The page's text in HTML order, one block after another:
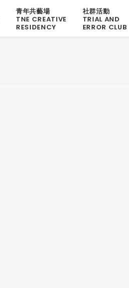
青年共藝場
TNE CREATIVE
RESIDENCY
社群活動
TRIAL AND
ERROR CLUB